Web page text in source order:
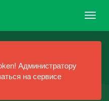
Администратору
на сервисе